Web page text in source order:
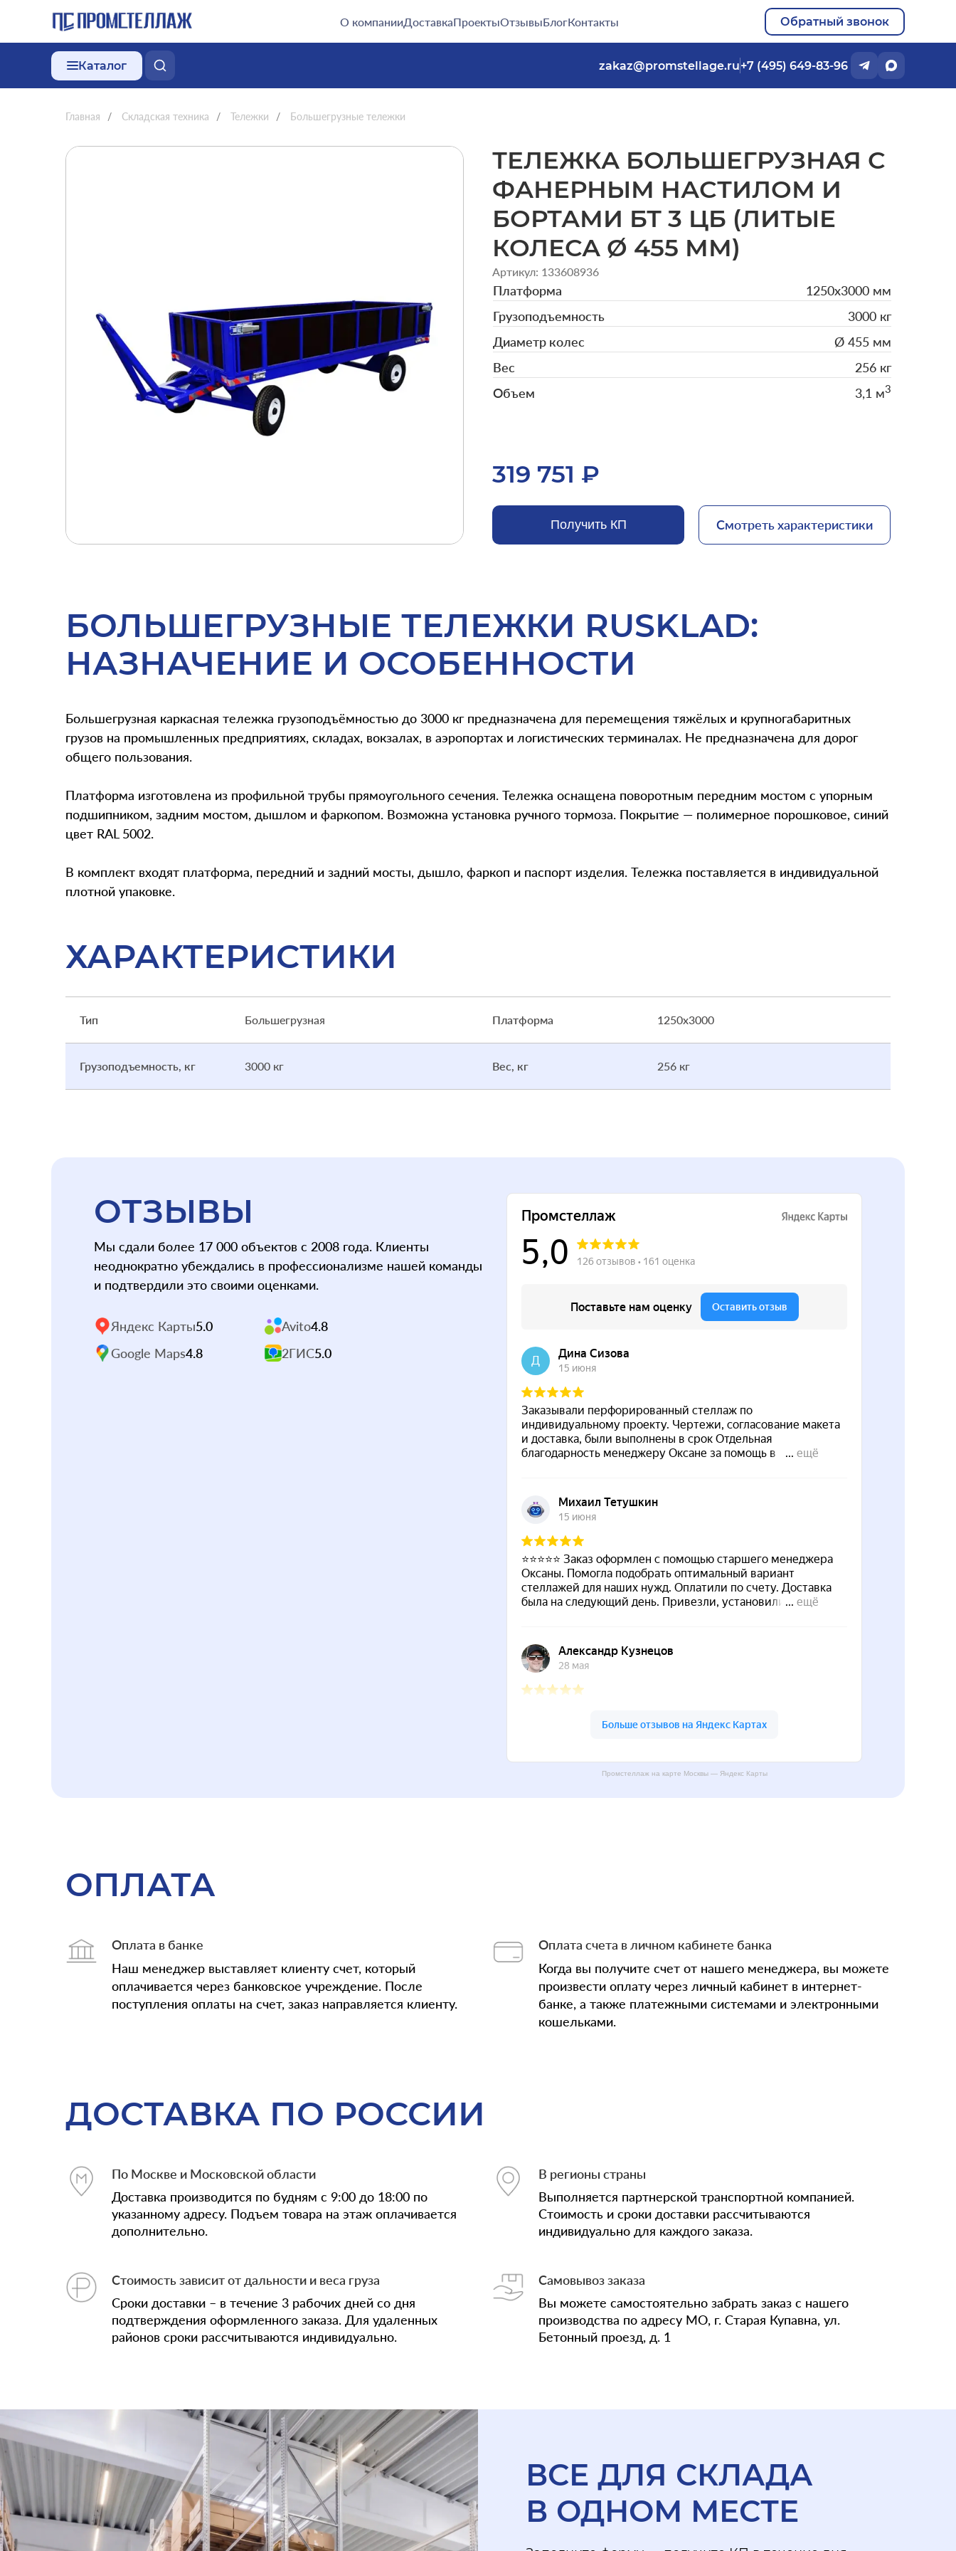
О компанииДоставкаПроектыОтзывыБлогКонтакты Обратный звонок
Каталог zakaz@promstellage.ru+7 (495) 649-83-96
Главная / Складская техника / Тележки / Большегрузные тележки
ТЕЛЕЖКА БОЛЬШЕГРУЗНАЯ С
ФАНЕРНЫМ НАСТИЛОМ И
БОРТАМИ БТ 3 ЦБ (ЛИТЫЕ
КОЛЕСА Ø 455 ММ)
Артикул: 133608936
Платформа
1250x3000 мм
Грузоподъемность
3000 кг
Диаметр колес
Ø 455 мм
Вес
256 кг
Объем
3,1 м3
Смотреть характеристики
Получить КП
319 751 ₽
БОЛЬШЕГРУЗНЫЕ ТЕЛЕЖКИ RUSKLAD:
НАЗНАЧЕНИЕ И ОСОБЕННОСТИ
Большегрузная каркасная тележка грузоподъёмностью до 3000 кг предназначена для перемещения тяжёлых и крупногабаритных
грузов на промышленных предприятиях, складах, вокзалах, в аэропортах и логистических терминалах. Не предназначена для дорог
общего пользования.
Платформа изготовлена из профильной трубы прямоугольного сечения. Тележка оснащена поворотным передним мостом с упорным
подшипником, задним мостом, дышлом и фаркопом. Возможна установка ручного тормоза. Покрытие — полимерное порошковое, синий
цвет RAL 5002.
В комплект входят платформа, передний и задний мосты, дышло, фаркоп и паспорт изделия. Тележка поставляется в индивидуальной
плотной упаковке.
ХАРАКТЕРИСТИКИ
Тип Большегрузная Платформа 1250x3000
Грузоподъемность, кг 3000 кг Вес, кг 256 кг
ОТЗЫВЫ
Мы сдали более 17 000 объектов с 2008 года. Клиенты
неоднократно убеждались в профессионализме нашей команды
и подтвердили это своими оценками.
Яндекс Карты5.0 Avito4.8
Google Maps4.8 2ГИС5.0
Промстеллаж на карте Москвы — Яндекс Карты
ОПЛАТА
Оплата в банке
Наш менеджер выставляет клиенту счет, который
оплачивается через банковское учреждение. После
поступления оплаты на счет, заказ направляется клиенту.
Оплата счета в личном кабинете банка
Когда вы получите счет от нашего менеджера, вы можете
произвести оплату через личный кабинет в интернет-
банке, а также платежными системами и электронными
кошельками.
ДОСТАВКА ПО РОССИИ
По Москве и Московской области
Доставка производится по будням с 9:00 до 18:00 по
указанному адресу. Подъем товара на этаж оплачивается
дополнительно.
В регионы страны
Выполняется партнерской транспортной компанией.
Стоимость и сроки доставки рассчитываются
индивидуально для каждого заказа.
Стоимость зависит от дальности и веса груза
Сроки доставки – в течение 3 рабочих дней со дня
подтверждения оформленного заказа. Для удаленных
районов сроки рассчитываются индивидуально.
Самовывоз заказа
Вы можете самостоятельно забрать заказ с нашего
производства по адресу МО, г. Старая Купавна, ул.
Бетонный проезд, д. 1
ВСЕ ДЛЯ СКЛАДА
В ОДНОМ МЕСТЕ